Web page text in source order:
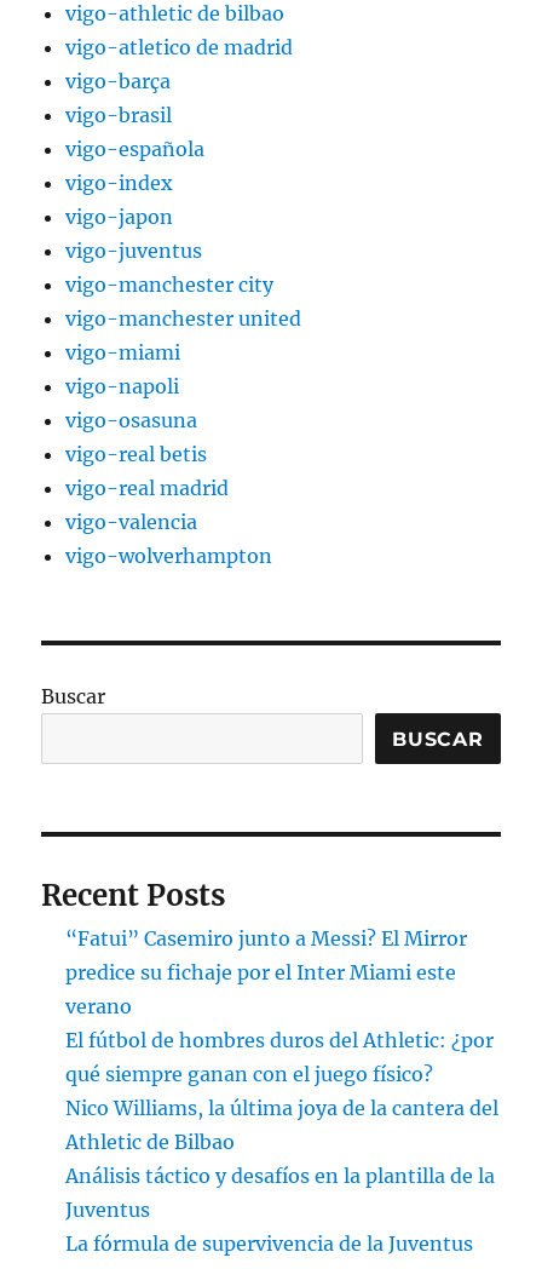
vigo-athletic de bilbao
vigo-atletico de madrid
vigo-barça
vigo-brasil
vigo-española
vigo-index
vigo-japon
vigo-juventus
vigo-manchester city
vigo-manchester united
vigo-miami
vigo-napoli
vigo-osasuna
vigo-real betis
vigo-real madrid
vigo-valencia
vigo-wolverhampton
Buscar
BUSCAR
Recent Posts
“Fatui” Casemiro junto a Messi? El Mirror
predice su fichaje por el Inter Miami este
verano
El fútbol de hombres duros del Athletic: ¿por
qué siempre ganan con el juego físico?
Nico Williams, la última joya de la cantera del
Athletic de Bilbao
Análisis táctico y desafíos en la plantilla de la
Juventus
La fórmula de supervivencia de la Juventus